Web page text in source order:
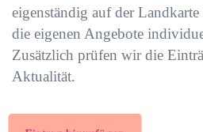
eigenständig auf der
die eigenen Angebote
Zusätzlich prüfen wir die
Aktualität.